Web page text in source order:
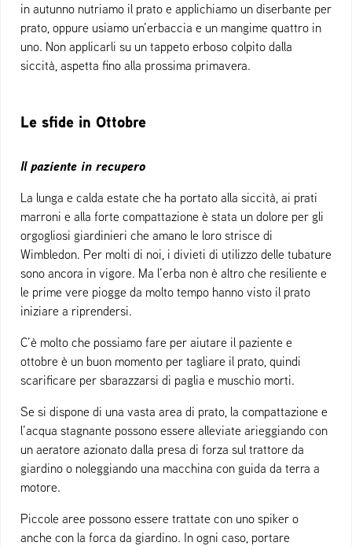
in autunno nutriamo il prato e applichiamo un diserbante per
prato, oppure usiamo un’erbaccia e un mangime quattro in
uno. Non applicarli su un tappeto erboso colpito dalla
siccità, aspetta fino alla prossima primavera.
Le sfide in Ottobre
Il paziente in recupero
La lunga e calda estate che ha portato alla siccità, ai prati
marroni e alla forte compattazione è stata un dolore per gli
orgogliosi giardinieri che amano le loro strisce di
Wimbledon. Per molti di noi, i divieti di utilizzo delle tubature
sono ancora in vigore. Ma l’erba non è altro che resiliente e
le prime vere piogge da molto tempo hanno visto il prato
iniziare a riprendersi.
C’è molto che possiamo fare per aiutare il paziente e
ottobre è un buon momento per tagliare il prato, quindi
scarificare per sbarazzarsi di paglia e muschio morti.
Se si dispone di una vasta area di prato, la compattazione e
l’acqua stagnante possono essere alleviate arieggiando con
un aeratore azionato dalla presa di forza sul trattore da
giardino o noleggiando una macchina con guida da terra a
motore.
Piccole aree possono essere trattate con uno spiker o
anche con la forca da giardino. In ogni caso, portare